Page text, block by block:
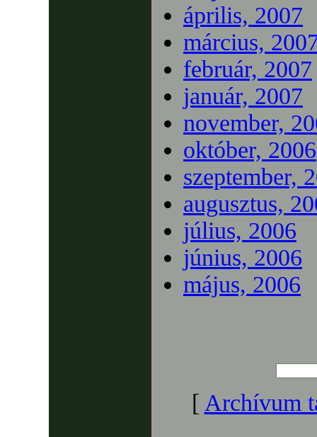
április, 2007
március,
február, 2007
január, 2007
november,
október, 2006
szeptember,
augusztus,
július, 2006
június, 2006
május, 2006
[ Archívum